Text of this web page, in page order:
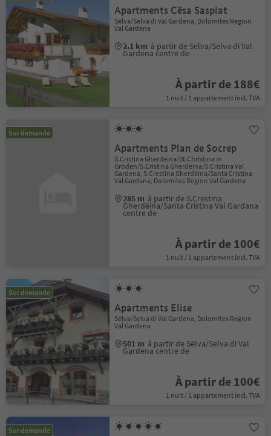
Apartments Cësa Sasplat
Sëlva/Selva di Val Gardena, Dolomites Region
Val Gardena
2.1 km à partir de Sëlva/Selva di Val
Gardena centre de
À partir de 188€
1 nuit / 1 appartement incl. TVA
Sur demande
Apartments Plan de Socrep
S.Cristina Gherdëina/St.Christina in
Gröden/S.Cristina Gherdëina/S.Cristina Val
Gardena, S.Crestina Gherdëina/Santa Cristina
Val Gardana, Dolomites Region Val Gardena
285 m à partir de S.Crestina
Gherdëina/Santa Cristina Val Gardana
centre de
À partir de 100€
1 nuit / 1 appartement incl. TVA
Sur demande
Apartments Elise
Sëlva/Selva di Val Gardena, Dolomites Region
Val Gardena
501 m à partir de Sëlva/Selva di Val
Gardena centre de
À partir de 100€
1 nuit / 1 appartement incl. TVA
Sur demande